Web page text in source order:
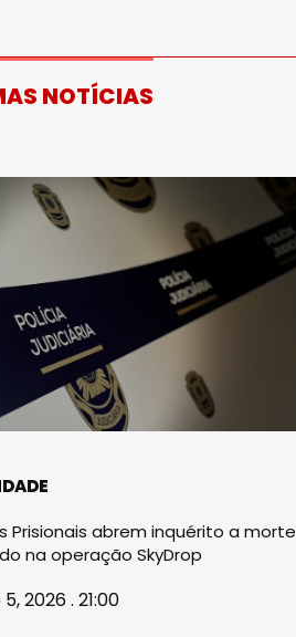
NOTÍCIAS
Prisionais abrem inquérito a morte
na operação SkyDrop
2026 . 21:00